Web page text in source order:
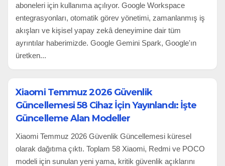
aboneleri için kullanıma açılıyor. Google Workspace
entegrasyonları, otomatik görev yönetimi, zamanlanmış iş
akışları ve kişisel yapay zekâ deneyimine dair tüm
ayrıntılar haberimizde. Google Gemini Spark, Google'ın
üretken...
Xiaomi Temmuz 2026 Güvenlik
Güncellemesi 58 Cihaz İçin Yayınlandı: İşte
Güncelleme Alan Modeller
Xiaomi Temmuz 2026 Güvenlik Güncellemesi küresel
olarak dağıtıma çıktı. Toplam 58 Xiaomi, Redmi ve POCO
modeli için sunulan yeni yama, kritik güvenlik açıklarını